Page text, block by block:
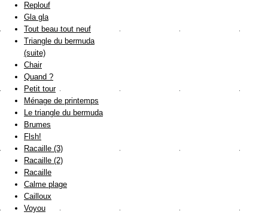
Replouf
Gla gla
Tout beau tout neuf
Triangle du bermuda
(suite)
Chair
Quand ?
Petit tour
Ménage de printemps
Le triangle du bermuda
Brumes
Flsh!
Racaille (3)
Racaille (2)
Racaille
Calme plage
Cailloux
Voyou